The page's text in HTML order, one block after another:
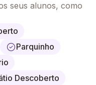
parte da nossa
filho um ambiente
seus alunos, como
Parquinho
Descoberto